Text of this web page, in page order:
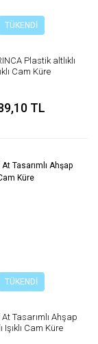
TÜKENDİ
Plastik altlıklı
Cam Küre
TL
TÜKENDİ
Tasarımlı Ahşap
Işıklı Cam Küre